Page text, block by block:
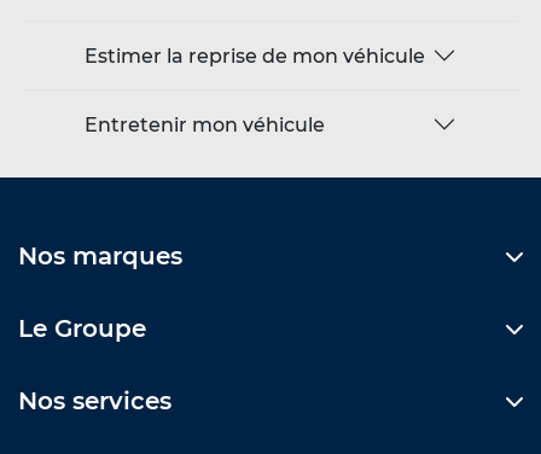
Estimer la reprise de mon véhicule
Entretenir mon véhicule
Nos marques
Le Groupe
Nos services